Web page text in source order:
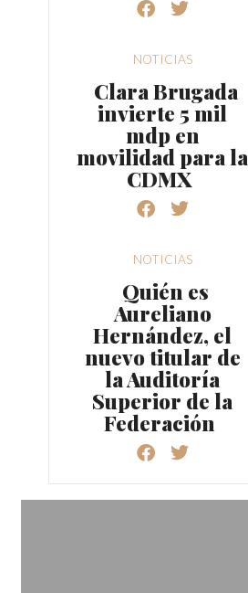
NOTICIAS
Clara Brugada
invierte 5 mil
mdp en
movilidad para la
CDMX
NOTICIAS
Quién es
Aureliano
Hernández, el
nuevo titular de
la Auditoría
Superior de la
Federación